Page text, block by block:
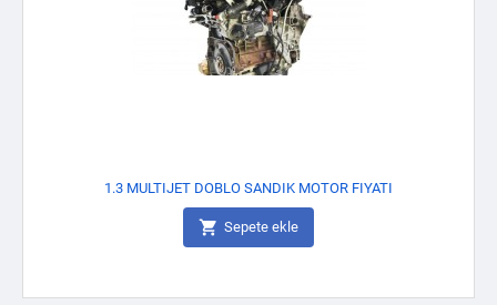
1.3 MULTIJET DOBLO SANDIK MOTOR FIYATI
 Sepete ekle